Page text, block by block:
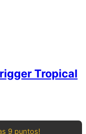
Tropical
9 puntos!